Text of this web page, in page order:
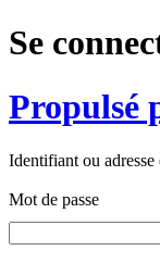
Se
Propulsé
Identifiant ou adresse
Mot de passe